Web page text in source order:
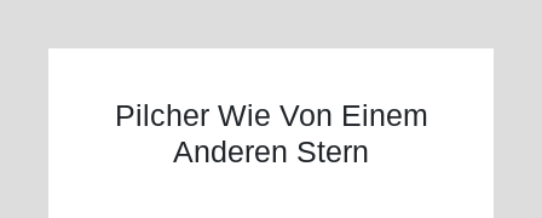
Pilcher Wie Von Einem
Anderen Stern